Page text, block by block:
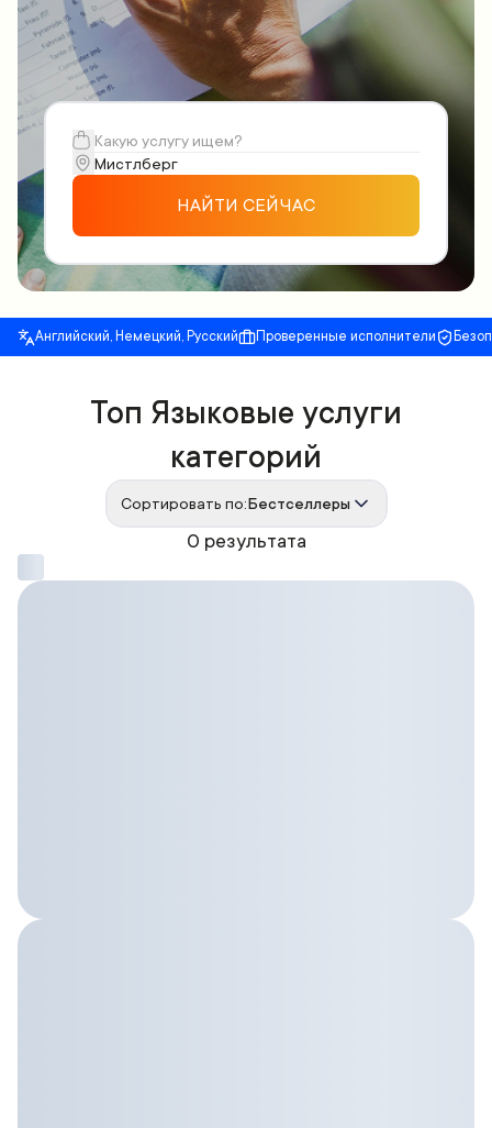
НАЙТИ СЕЙЧАС
Английский, Немецкий, Русский Проверенные исполнители
0 результата
Топ Языковые услуги
категорий
Сортировать по:Бестселлеры